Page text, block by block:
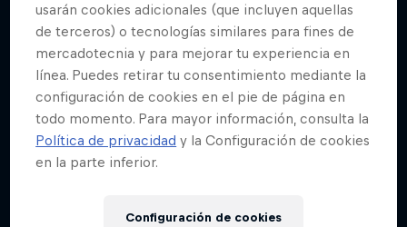
Red Bull Batalla Final Torneo de Plazas
usarán cookies adicionales (que incluyen aquellas
de terceros) o tecnologías similares para fines de
mercadotecnia y para mejorar tu experiencia en
línea. Puedes retirar tu consentimiento mediante la
configuración de cookies en el pie de página en
todo momento. Para mayor información, consulta la
Política de privacidad y la Configuración de cookies
en la parte inferior.
Configuración de cookies